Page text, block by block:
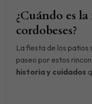
¿Cuándo es
cordobeses?
La fiesta de los patios
paseo por estos
historia y cuidados